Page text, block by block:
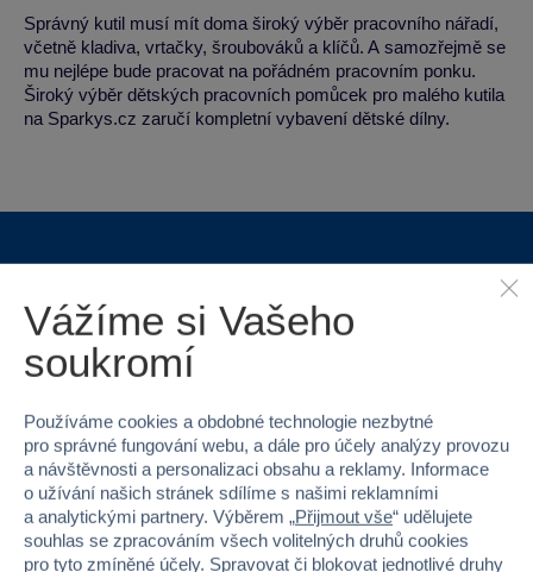
Správný kutil musí mít doma široký výběr pracovního nářadí,
včetně kladiva, vrtačky, šroubováků a klíčů. A samozřejmě se
mu nejlépe bude pracovat na pořádném pracovním ponku.
Široký výběr dětských pracovních pomůcek pro malého kutila
na Sparkys.cz zaručí kompletní vybavení dětské dílny.
Nejširší sortiment na
trhu
40 kamenných
prodejen v ČR
Vážíme si Vašeho
soukromí
Používáme cookies a obdobné technologie nezbytné
pro správné fungování webu, a dále pro účely analýzy provozu
a návštěvnosti a personalizaci obsahu a reklamy. Informace
o užívání našich stránek sdílíme s našimi reklamními
a analytickými partnery. Výběrem „Přijmout vše“ udělujete
souhlas se zpracováním všech volitelných druhů cookies
pro tyto zmíněné účely. Spravovat či blokovat jednotlivé druhy